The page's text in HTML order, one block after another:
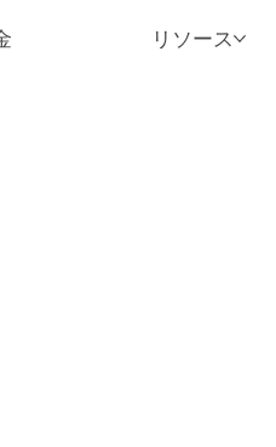
リソース